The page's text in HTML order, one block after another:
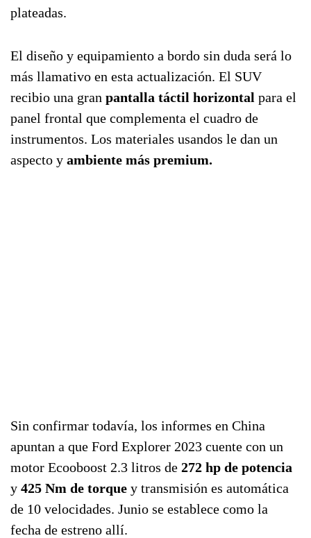
plateadas.
El diseño y equipamiento a bordo sin duda será lo
más llamativo en esta actualización. El SUV
recibio una gran pantalla táctil horizontal para el
panel frontal que complementa el cuadro de
instrumentos. Los materiales usandos le dan un
aspecto y ambiente más premium.
Sin confirmar todavía, los informes en China
apuntan a que Ford Explorer 2023 cuente con un
motor Ecooboost 2.3 litros de 272 hp de potencia
y 425 Nm de torque y transmisión es automática
de 10 velocidades. Junio se establece como la
fecha de estreno allí.